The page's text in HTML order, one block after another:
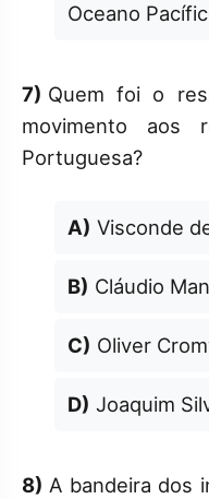
Oceano
7) Quem foi o
movimento aos
Portuguesa?
A) Visconde
B) Cláudio
C) Oliver
D) Joaquim
8) A bandeira dos